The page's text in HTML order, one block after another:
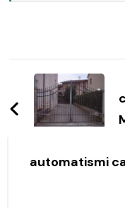
articoli
automatismi